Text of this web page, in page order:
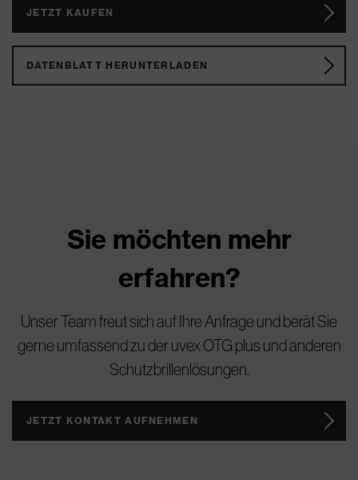
JETZT KAUFEN
DATENBLATT HERUNTERLADEN
Sie möchten mehr
erfahren?
Unser Team freut sich auf Ihre Anfrage und berät Sie
gerne umfassend zu der uvex OTG plus und anderen
Schutzbrillenlösungen.
JETZT KONTAKT AUFNEHMEN